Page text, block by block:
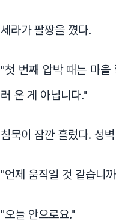
세라가 팔짱을 꼈다.
"첫 번째 압박 때는 마을
러 온 게 아닙니다."
침묵이 잠깐 흘렀다. 성
"언제 움직일 것 같습니
"오늘 안으로요."